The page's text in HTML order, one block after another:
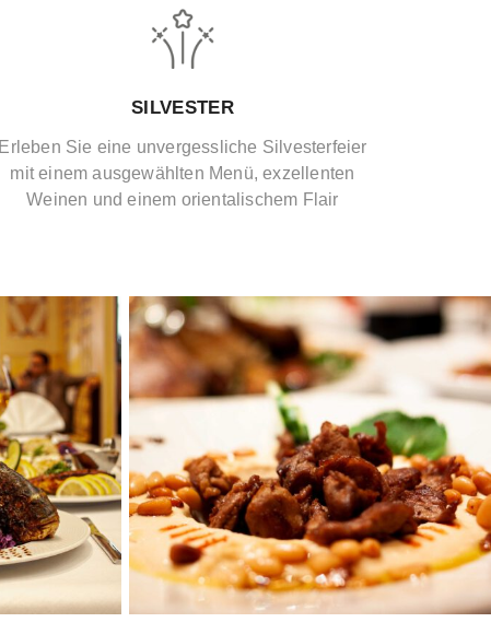
SILVESTER
Erleben Sie eine unvergessliche Silvesterfeier
mit einem ausgewählten Menü, exzellenten
Weinen und einem orientalischem Flair